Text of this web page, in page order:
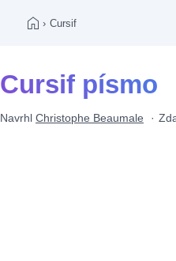
› Cursif
Cursif písmo
Navrhl Christophe Beaumale